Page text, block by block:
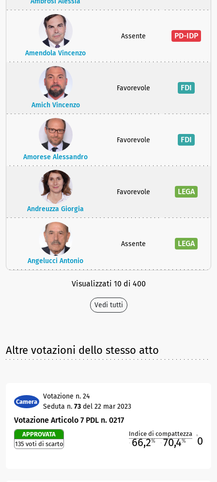
Amendola Vincenzo
Assente PD-IDP
Amich Vincenzo
Favorevole FDI
Amorese Alessandro
Favorevole FDI
Andreuzza Giorgia
Favorevole LEGA
Angelucci Antonio
Assente LEGA
Visualizzati 10 di 400
Vedi tutti
Altre votazioni dello stesso atto
Camera
Votazione n. 24
Seduta n. 73 del 22 mar 2023
Votazione Articolo 7 PDL n. 0217
APPROVATA
135 voti di scarto
Indice di compattezza
66,2% 70,4% 0